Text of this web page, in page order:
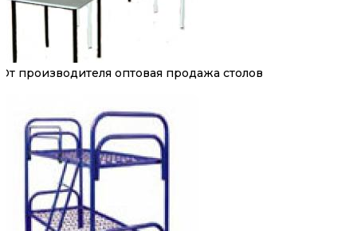
От производителя оптовая продажа столов